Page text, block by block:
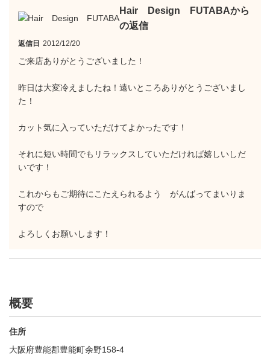
Hair Design FUTABAから
の返信
返信日 2012/12/20
ご来店ありがとうございました！
昨日は大変冷えましたね！遠いところありがとうございまし
た！
カット気に入っていただけてよかったです！
それに短い時間でもリラックスしていただければ嬉しいしだ
いです！
これからもご期待にこたえられるよう がんばってまいりま
すので
よろしくお願いします！
概要
住所
大阪府豊能郡豊能町余野158-4